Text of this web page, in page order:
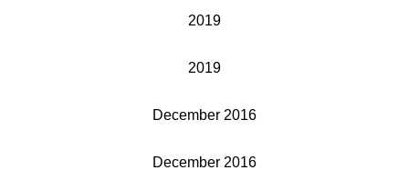
2019
2019
December 2016
December 2016